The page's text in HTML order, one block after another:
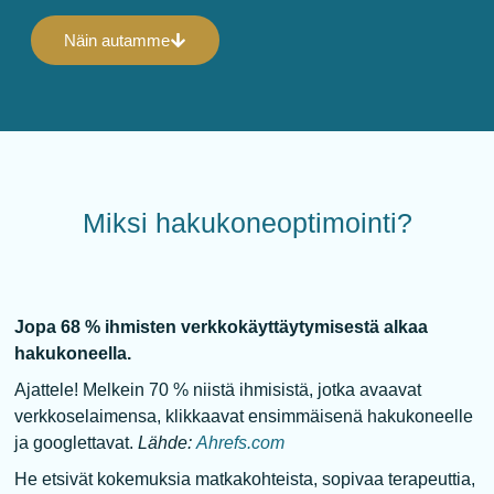
Näin autamme
Miksi hakukoneoptimointi?
Jopa 68 % ihmisten verkkokäyttäytymisestä alkaa
hakukoneella.
Ajattele! Melkein 70 % niistä ihmisistä, jotka avaavat
verkkoselaimensa, klikkaavat ensimmäisenä hakukoneelle
ja googlettavat.Lähde:Ahrefs.com
He etsivät kokemuksia matkakohteista, sopivaa terapeuttia,